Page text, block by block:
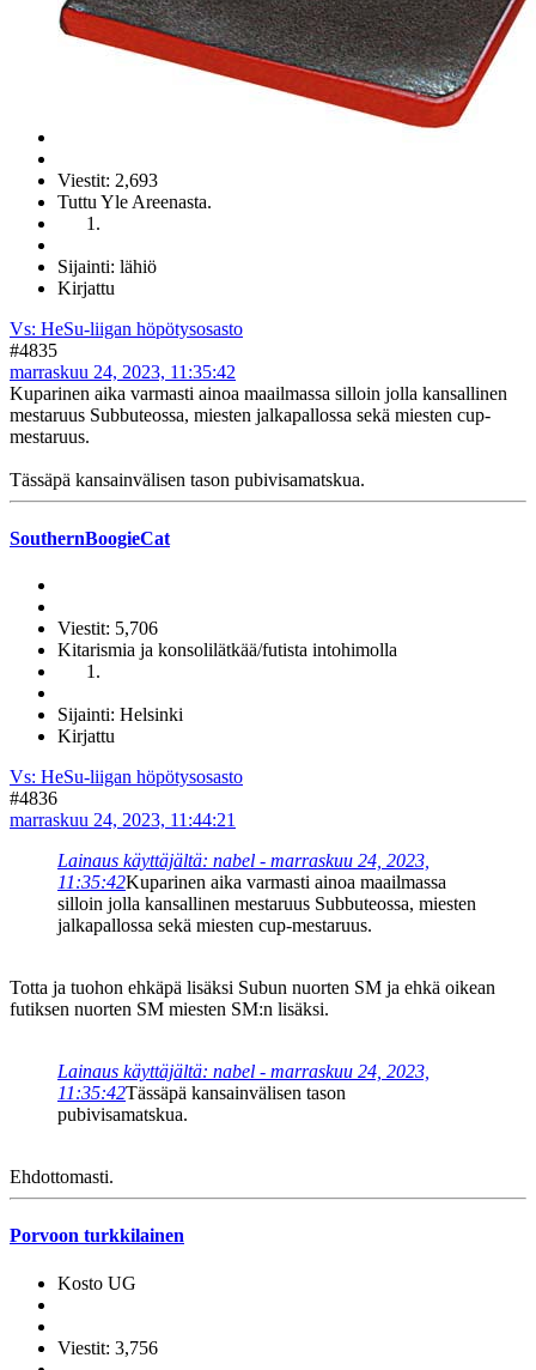
Viestit: 2,693
Tuttu Yle Areenasta.
Sijainti: lähiö
Kirjattu
Vs: HeSu-liigan höpötysosasto
#4835
marraskuu 24, 2023, 11:35:42
Kuparinen aika varmasti ainoa maailmassa silloin jolla kansallinen
mestaruus Subbuteossa, miesten jalkapallossa sekä miesten cup-
mestaruus.
Tässäpä kansainvälisen tason pubivisamatskua.
SouthernBoogieCat
Viestit: 5,706
Kitarismia ja konsolilätkää/futista intohimolla
Sijainti: Helsinki
Kirjattu
Vs: HeSu-liigan höpötysosasto
#4836
marraskuu 24, 2023, 11:44:21
Lainaus käyttäjältä: nabel - marraskuu 24, 2023,
11:35:42Kuparinen aika varmasti ainoa maailmassa
silloin jolla kansallinen mestaruus Subbuteossa, miesten
jalkapallossa sekä miesten cup-mestaruus.
Totta ja tuohon ehkäpä lisäksi Subun nuorten SM ja ehkä oikean
futiksen nuorten SM miesten SM:n lisäksi.
Lainaus käyttäjältä: nabel - marraskuu 24, 2023,
11:35:42Tässäpä kansainvälisen tason
pubivisamatskua.
Ehdottomasti.
Porvoon turkkilainen
Kosto UG
Viestit: 3,756